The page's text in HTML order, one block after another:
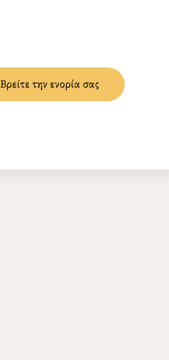
Βρείτε την ενορία σας